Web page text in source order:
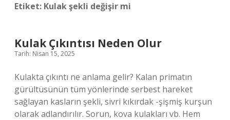
Etiket: Kulak şekli değişir mi
Kulak Çıkıntısı Neden Olur
Tarih: Nisan 15, 2025
Kulakta çıkıntı ne anlama gelir? Kalan primatın
gürültüsünün tüm yönlerinde serbest hareket
sağlayan kasların şekli, sivri kıkırdak -şişmiş kurşun
olarak adlandırılır. Sorun, kova kulakları vb. Hem